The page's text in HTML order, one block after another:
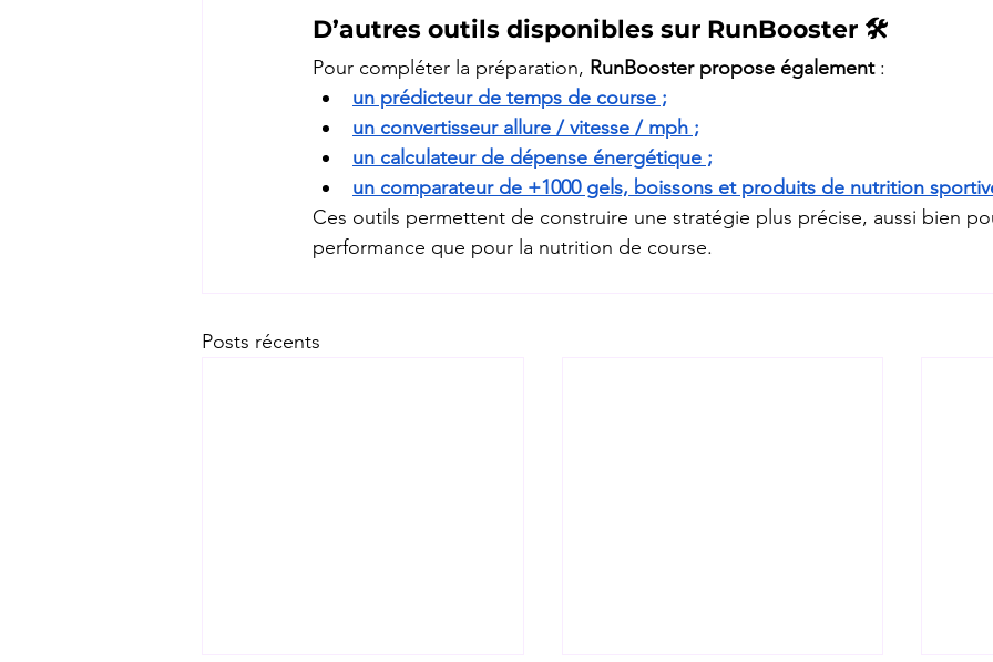
D’autres outils disponibles sur RunBooster 🛠️
Pour compléter la préparation, RunBooster propose également :
un prédicteur de temps de course ;
un convertisseur allure / vitesse / mph ;
un calculateur de dépense énergétique ;
un comparateur de +1000 gels, boissons et produits de nutrition
Ces outils permettent de construire une stratégie plus précise, aussi bien
performance que pour la nutrition de course.
Posts récents